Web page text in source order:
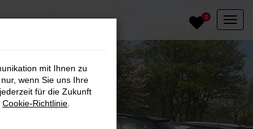
0
mit Ihnen zu
wenn Sie uns Ihre
für die Zukunft
Cookie-Richtlinie